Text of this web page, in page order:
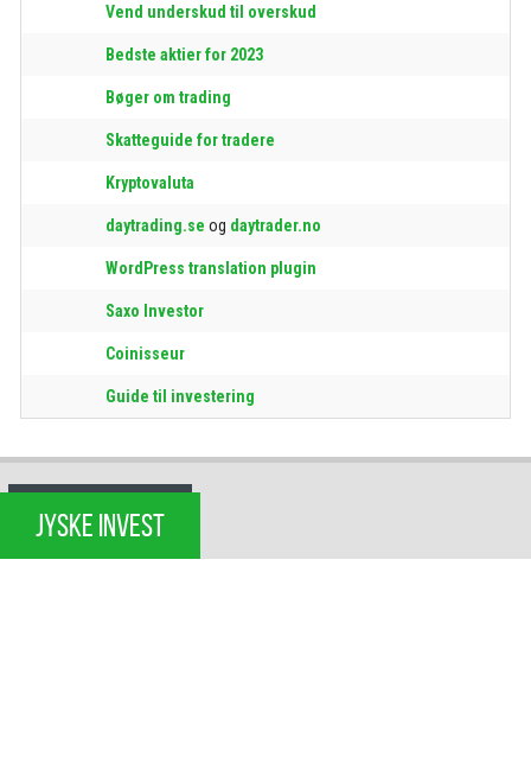
Vend underskud til overskud
Bedste aktier for 2023
Bøger om trading
Skatteguide for tradere
Kryptovaluta
daytrading.se og daytrader.no
WordPress translation plugin
Saxo Investor
Coinisseur
Guide til investering
JYSKE INVEST